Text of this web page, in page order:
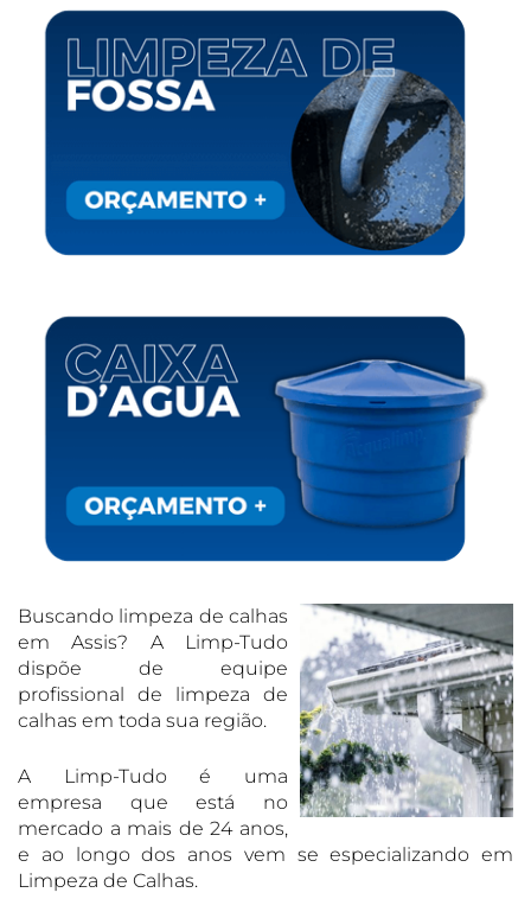
Buscando limpeza de calhas
em Assis? A Limp-Tudo
dispõe de equipe
profissional de limpeza de
calhas em toda sua região.
A Limp-Tudo é uma
empresa que está no
mercado a mais de 24 anos,
e ao longo dos anos vem se especializando em
Limpeza de Calhas.